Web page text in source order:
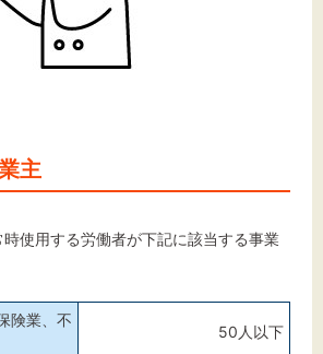
主
使用する労働者が下記に該当する事業
険業、不
50人以下